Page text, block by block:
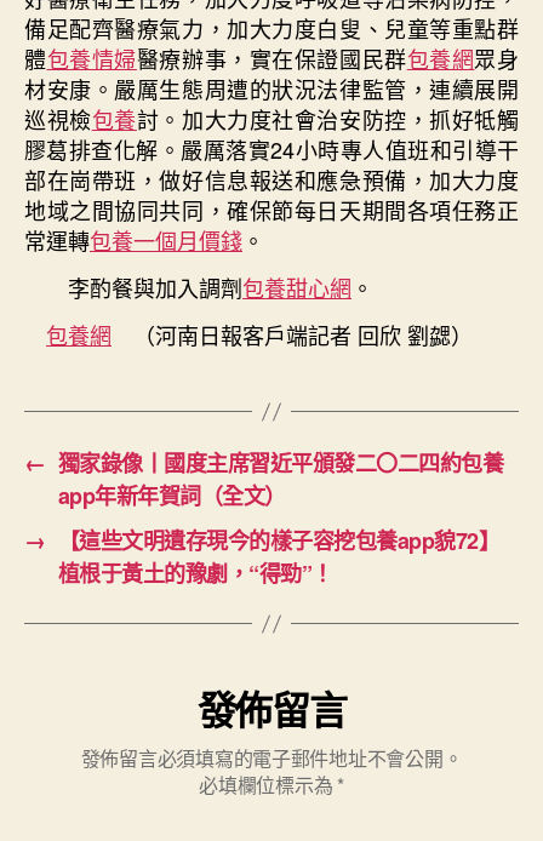
備足配齊醫療氣力，加大力度白叟、兒童等重點群
體包養情婦醫療辦事，實在保證國民群包養網眾身
材安康。嚴厲生態周遭的狀況法律監管，連續展開
巡視檢包養討。加大力度社會治安防控，抓好牴觸
膠葛排查化解。嚴厲落實24小時專人值班和引導干
部在崗帶班，做好信息報送和應急預備，加大力度
地域之間協同共同，確保節每日天期間各項任務正
常運轉包養一個月價錢 。
李酌餐與加入調劑包養甜心網 。
包養網 （河南日報客戶端記者 回欣 劉勰）
← 獨家錄像丨國度主席習近平頒發二〇二四約包養
app年新年賀詞（全文）
→
【這些文明遺存現今的樣子容挖包養app貌72】
植根于黃土的豫劇，“得勁”！
發佈留言
發佈留言必須填寫的電子郵件地址不會公開。
必填欄位標示為 *